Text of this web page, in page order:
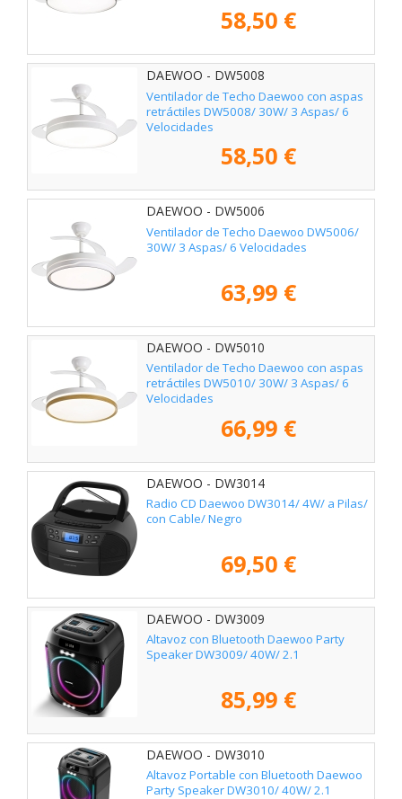
58,50 €
DAEWOO - DW5008
Ventilador de Techo Daewoo con aspas
retráctiles DW5008/ 30W/ 3 Aspas/ 6
Velocidades
58,50 €
DAEWOO - DW5006
Ventilador de Techo Daewoo DW5006/
30W/ 3 Aspas/ 6 Velocidades
63,99 €
DAEWOO - DW5010
Ventilador de Techo Daewoo con aspas
retráctiles DW5010/ 30W/ 3 Aspas/ 6
Velocidades
66,99 €
DAEWOO - DW3014
Radio CD Daewoo DW3014/ 4W/ a Pilas/
con Cable/ Negro
69,50 €
DAEWOO - DW3009
Altavoz con Bluetooth Daewoo Party
Speaker DW3009/ 40W/ 2.1
85,99 €
DAEWOO - DW3010
Altavoz Portable con Bluetooth Daewoo
Party Speaker DW3010/ 40W/ 2.1